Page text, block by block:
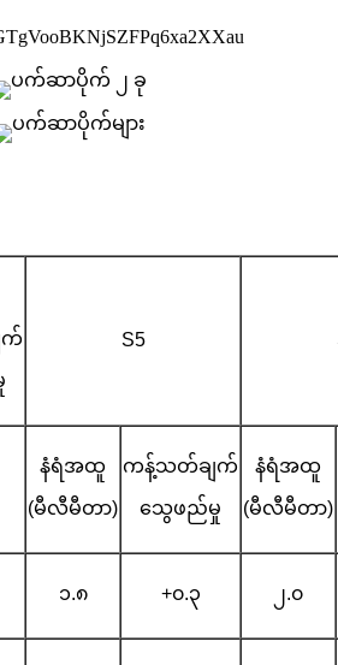
က် S5
နံရံအထူ
(မီလီမီတာ)
ကန့်သတ်ချက်
သွေဖည်မှု
နံရံအထူ
(မီလီမီတာ)
၁.၈ +၀.၃ ၂.၀